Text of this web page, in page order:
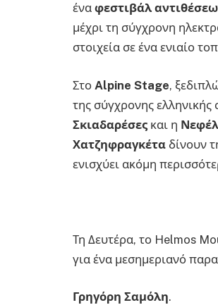
ένα φεστιβάλ
μέχρι τη σύγχρονη
στοιχεία σε ένα ενιαίο
Στο Alpine Stage,
της σύγχρονης
Σκιαδαρέσες και η
Χατζηφραγκέτα δίνουν
ενισχύει ακόμη
Τη Δευτέρα, το Helmos
για ένα μεσημεριανό
Γρηγόρη Σαμόλη.